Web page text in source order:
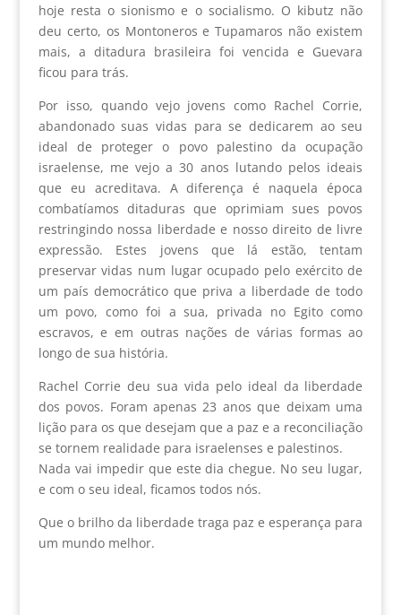
hoje resta o sionismo e o socialismo. O kibutz não
deu certo, os Montoneros e Tupamaros não existem
mais, a ditadura brasileira foi vencida e Guevara
ficou para trás.
Por isso, quando vejo jovens como Rachel Corrie,
abandonado suas vidas para se dedicarem ao seu
ideal de proteger o povo palestino da ocupação
israelense, me vejo a 30 anos lutando pelos ideais
que eu acreditava. A diferença é naquela época
combatíamos ditaduras que oprimiam sues povos
restringindo nossa liberdade e nosso direito de livre
expressão. Estes jovens que lá estão, tentam
preservar vidas num lugar ocupado pelo exército de
um país democrático que priva a liberdade de todo
um povo, como foi a sua, privada no Egito como
escravos, e em outras nações de várias formas ao
longo de sua história.
Rachel Corrie deu sua vida pelo ideal da liberdade
dos povos. Foram apenas 23 anos que deixam uma
lição para os que desejam que a paz e a reconciliação
se tornem realidade para israelenses e palestinos.
Nada vai impedir que este dia chegue. No seu lugar,
e com o seu ideal, ficamos todos nós.
Que o brilho da liberdade traga paz e esperança para
um mundo melhor.